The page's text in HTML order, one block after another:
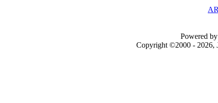
Powered
Copyright ©2000 - 2026,